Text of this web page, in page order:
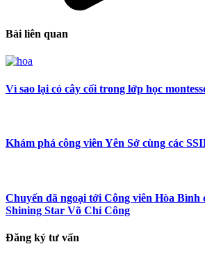
Bài liên quan
Vì sao lại có cây cối trong lớp học
Khám phá công viên Yên Sở cùng các
Chuyến dã ngoại tới Công viên Hòa Bình
Shining Star Võ Chí Công
Đăng ký tư vấn